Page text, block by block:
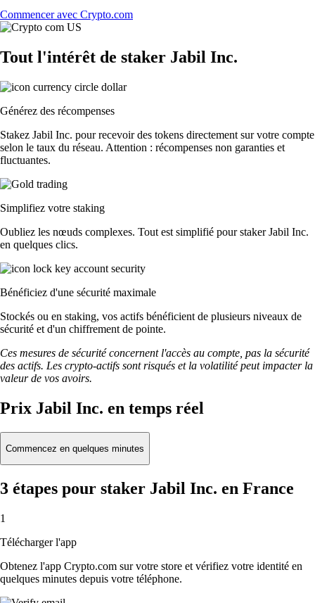
Commencer avec Crypto.com
Tout l'intérêt de staker Jabil Inc.
Générez des récompenses
Stakez Jabil Inc. pour recevoir des tokens directement sur votre compte
selon le taux du réseau. Attention : récompenses non garanties et
fluctuantes.
Simplifiez votre staking
Oubliez les nœuds complexes. Tout est simplifié pour staker Jabil Inc.
en quelques clics.
Bénéficiez d'une sécurité maximale
Stockés ou en staking, vos actifs bénéficient de plusieurs niveaux de
sécurité et d'un chiffrement de pointe.
Ces mesures de sécurité concernent l'accès au compte, pas la sécurité
des actifs. Les crypto-actifs sont risqués et la volatilité peut impacter la
valeur de vos avoirs.
Prix Jabil Inc. en temps réel
Commencez en quelques minutes
3 étapes pour staker Jabil Inc. en France
1
Télécharger l'app
Obtenez l'app Crypto.com sur votre store et vérifiez votre identité en
quelques minutes depuis votre téléphone.